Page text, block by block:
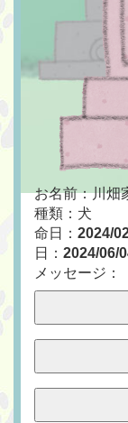
お名前：川畑
種類：犬
命日： 2024/
日： 2024/06/
メッセージ：